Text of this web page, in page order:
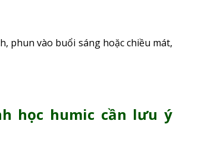
phun vào buổi sáng hoặc chiều mát,
học humic cần lưu ý